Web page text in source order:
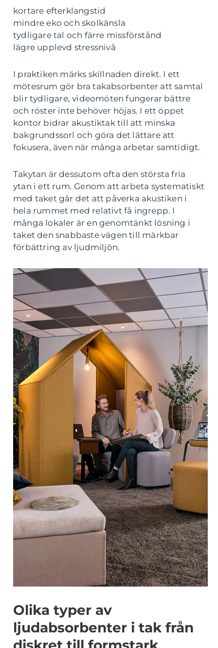
kortare efterklangstid
mindre eko och skolkänsla
tydligare tal och färre missförstånd
lägre upplevd stressnivå
I praktiken märks skillnaden direkt. I ett
mötesrum gör bra takabsorbenter att samtal
blir tydligare, videomöten fungerar bättre
och röster inte behöver höjas. I ett öppet
kontor bidrar akustiktak till att minska
bakgrundssorl och göra det lättare att
fokusera, även när många arbetar samtidigt.
Takytan är dessutom ofta den största fria
ytan i ett rum. Genom att arbeta systematiskt
med taket går det att påverka akustiken i
hela rummet med relativt få ingrepp. I
många lokaler är en genomtänkt lösning i
taket den snabbaste vägen till märkbar
förbättring av ljudmiljön.
Olika typer av
ljudabsorbenter i tak från